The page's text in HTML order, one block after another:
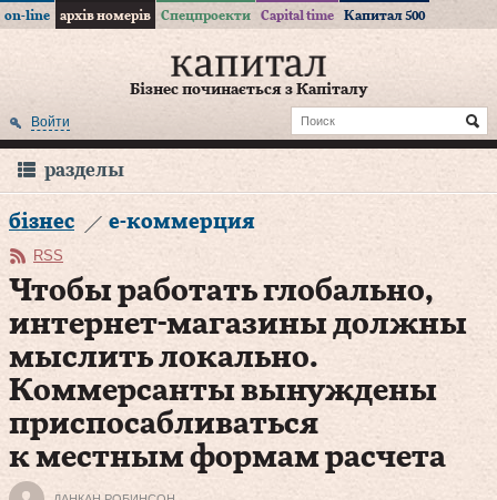
on-line архів номерів Спецпроекти Capital time Капитал 500
Бізнес починається з Капіталу
Войти
разделы
бізнес е-коммерция
RSS
Чтобы работать глобально,
интернет-магазины должны
мыслить локально.
Коммерсанты вынуждены
приспосабливаться
к местным формам расчета